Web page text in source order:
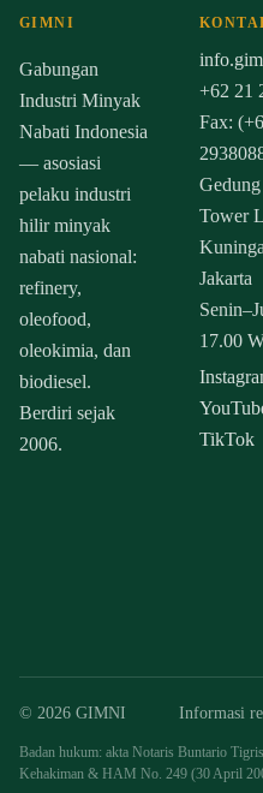
GIMNI
Gabungan
Industri Minyak
Nabati Indonesia
— asosiasi
pelaku industri
hilir minyak
nabati nasional:
refinery,
oleofood,
oleokimia, dan
biodiesel.
Berdiri sejak
2006.
+62 21
Fax:
Tower
Jakarta
17.00
TikTok
© 2026 GIMNI Informasi
Badan hukum: akta Notaris Buntario
Kehakiman & HAM No. 249 (30 April